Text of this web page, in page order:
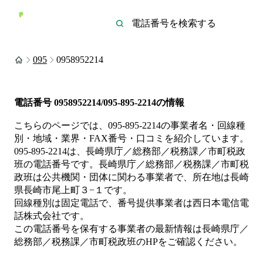
095 0958952214
電話番号 0958952214/095-895-2214の情報
こちらのページでは、 095-895-2214の事業者名・回線種
別・地域・業界・FAX番号・口コミを紹介しています。
095-895-2214は、 長崎県庁／総務部／税務課／市町税政
班の電話番号です。 長崎県庁／総務部／税務課／市町税
政班は公共機関・団体に関わる事業者で、所在地は長崎
県長崎市尾上町３−１ です。
回線種別は固定電話で、番号提供事業者は西日本電信電
話株式会社です。
この電話番号を保有する事業者の最新情報は長崎県庁／
総務部／税務課／市町税政班のHPをご確認ください。